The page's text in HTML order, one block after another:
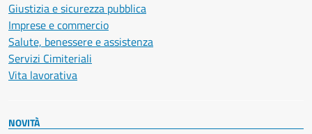
Giustizia e sicurezza pubblica
Imprese e commercio
Salute, benessere e assistenza
Servizi Cimiteriali
Vita lavorativa
NOVITÀ